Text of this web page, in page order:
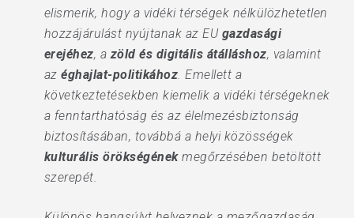
elismerik, hogy a vidéki térségek nélkülözhetetlen
hozzájárulást nyújtanak az EU gazdasági
erejéhez, azöld és digitális átálláshoz, valamint
azéghajlat-politikához. Emellett a
következtetésekben kiemelik a vidéki térségeknek
a fenntarthatóság és az élelmezésbiztonság
biztosításában, továbbá a helyi közösségek
kulturális örökségénekmegőrzésében betöltött
szerepét.